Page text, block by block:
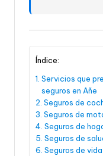
Índice:
Servicios que
seguros en Añe
Seguros de
Seguros de
Seguros de
Seguros de
Seguros de